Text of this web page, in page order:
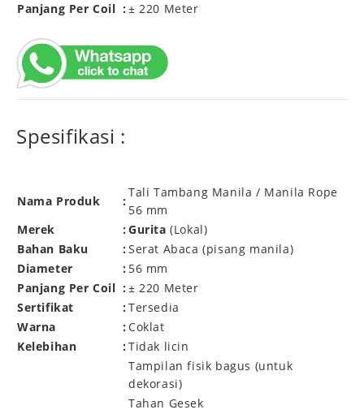
Panjang Per Coil : ± 220 Meter
Spesifikasi :
Nama Produk :
Tali Tambang Manila / Manila Rope
56 mm
Merek
: Gurita (Lokal)
Bahan Baku
: Serat Abaca (pisang manila)
Diameter
: 56 mm
Panjang Per Coil : ± 220 Meter
Sertifikat
: Tersedia
Warna
: Coklat
Kelebihan
: Tidak licin
Tampilan fisik bagus (untuk
dekorasi)
Tahan Gesek